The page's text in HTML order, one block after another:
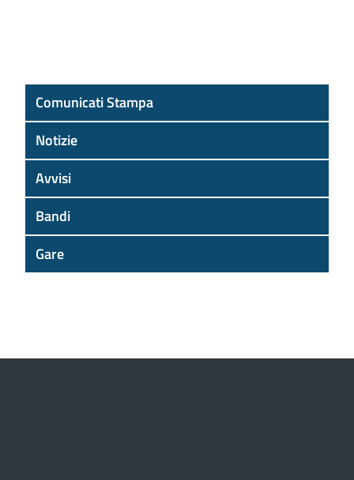
Comunicati Stampa
Notizie
Avvisi
Bandi
Gare